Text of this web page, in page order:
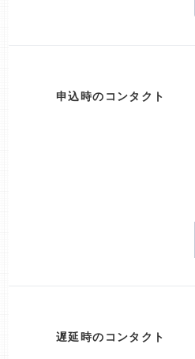
申込時のコンタクト
遅延時のコンタクト